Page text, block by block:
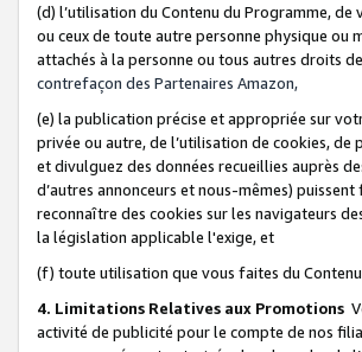
(d) l’utilisation du Contenu du Programme, de
ou ceux de toute autre personne physique ou
attachés à la personne ou tous autres droits
contrefaçon des Partenaires Amazon,
(e) la publication précise et appropriée sur
privée ou autre, de l’utilisation de cookies,
et divulguez des données recueillies auprès
d’autres annonceurs et nous-mêmes)
reconnaître des cookies sur les navigateurs
la législation applicable l'exige, et
(f) toute utilisation que vous faites du
4. Limitations Relatives aux Promotions
activité de publicité pour le compte de nos